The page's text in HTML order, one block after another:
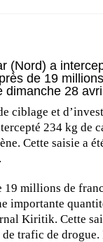
(Nord) a
de 19
dimanche 28
ciblage et
234 kg de
Cette saisie a
19 millions de
importante
Kiritik. Cette
trafic de drogue.